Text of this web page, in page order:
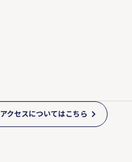
クセスについてはこちら